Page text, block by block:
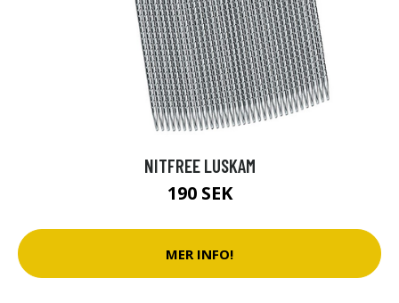
NITFREE LUSKAM
190 SEK
MER INFO!